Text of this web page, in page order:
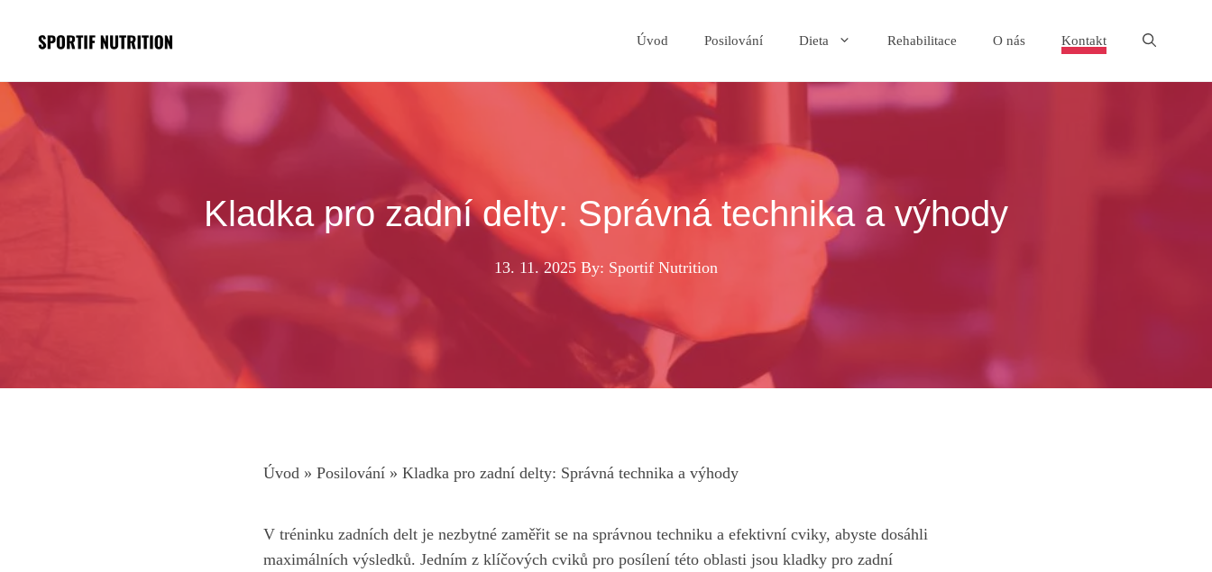
Úvod Posilování Dieta Rehabilitace O nás Kontakt
Kladka pro zadní delty: Správná technika a výhody
13. 11. 2025 By: Sportif Nutrition
Úvod » Posilování » Kladka pro zadní delty: Správná technika a výhody
V tréninku zadních delt je nezbytné zaměřit se na správnou techniku a efektivní cviky, abyste dosáhli
maximálních výsledků. Jedním z klíčových cviků pro posílení této oblasti jsou kladky pro zadní